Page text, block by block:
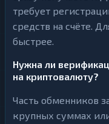
требует
средств на счёте.
быстрее.
Нужна ли
на криптовалюту?
Часть обменников
крупных суммах